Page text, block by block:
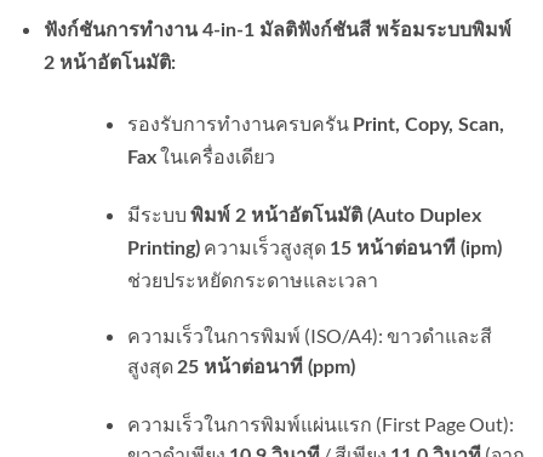
ฟังก์ชันการทำงาน 4-in-1 มัลติฟังก์ชันสี พร้อมระบบพิมพ์
2 หน้าอัตโนมัติ:
รองรับการทำงานครบครัน Print, Copy, Scan,
Faxในเครื่องเดียว
มีระบบ พิมพ์ 2 หน้าอัตโนมัติ (Auto Duplex
Printing)ความเร็วสูงสุด 15 หน้าต่อนาที (ipm)
ช่วยประหยัดกระดาษและเวลา
ความเร็วในการพิมพ์ (ISO/A4): ขาวดำและสี
สูงสุด 25 หน้าต่อนาที (ppm)
ความเร็วในการพิมพ์แผ่นแรก (First Page Out):